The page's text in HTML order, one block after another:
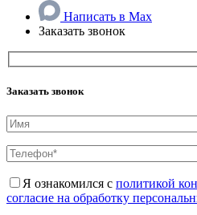
Написать в Max
Заказать звонок
Заказать звонок
Я ознакомился с политикой
согласие на обработку